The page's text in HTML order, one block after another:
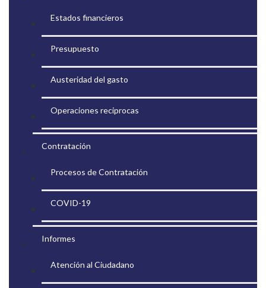
Estados financieros
Presupuesto
Austeridad del gasto
Operaciones reciprocas
Contratación
Procesos de Contratación
COVID-19
Informes
Atención al Ciudadano